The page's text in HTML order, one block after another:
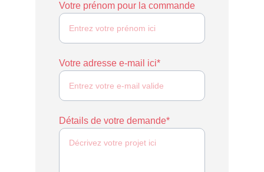
Votre prénom pour la commande
Votre adresse e-mail ici*
Détails de votre demande*